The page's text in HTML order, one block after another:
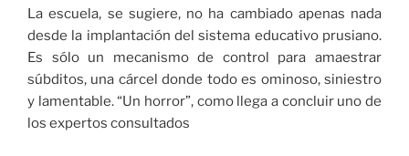
La escuela, se sugiere, no ha cambiado apenas nada
desde la implantación del sistema educativo prusiano.
Es sólo un mecanismo de control para amaestrar
súbditos, una cárcel donde todo es ominoso, siniestro
y lamentable. “Un horror”, como llega a concluir uno de
los expertos consultados